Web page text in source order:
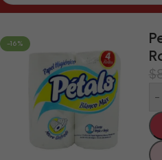
Inicio/MATANZAS/Aseo y Cuidado
-16%
$
-